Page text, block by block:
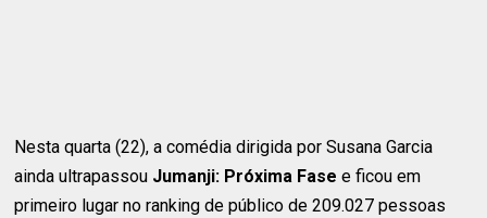
Nesta quarta (22), a comédia dirigida por Susana Garcia
ainda ultrapassou Jumanji: Próxima Fase e ficou em
primeiro lugar no ranking de público de 209.027 pessoas